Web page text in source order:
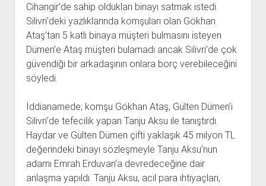
Cihangir’de sahip oldukları binayı satmak istedi.
Silivri’deki yazlıklarında komşuları olan Gökhan
Ataş’tan 5 katlı binaya müşteri bulmasını isteyen
Dümen’e Ataş müşteri bulamadı ancak Silivri’de çok
güvendiği bir arkadaşının onlara borç verebileceğini
söyledi.
İddianamede; komşu Gökhan Ataş, Gülten Dümen’i
Silivri’de tefecilik yapan Tanju Aksu ile tanıştırdı.
Haydar ve Gülten Dümen çifti yaklaşık 45 milyon TL
değerindeki binayı sözleşmeyle Tanju Aksu’nun
adamı Emrah Erduvan’a devredeceğine dair
anlaşma yapıldı. Tanju Aksu, acil para ihtiyaçları,